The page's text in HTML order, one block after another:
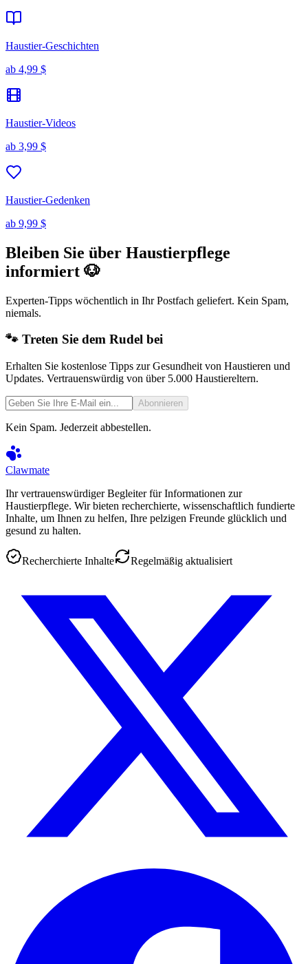
Haustier-Geschichten
ab 4,99 $
Haustier-Videos
ab 3,99 $
Haustier-Gedenken
ab 9,99 $
Bleiben Sie über Haustierpflege
informiert 🐶
Experten-Tipps wöchentlich in Ihr Postfach geliefert. Kein Spam,
niemals.
🐾 Treten Sie dem Rudel bei
Erhalten Sie kostenlose Tipps zur Gesundheit von Haustieren und
Updates. Vertrauenswürdig von über 5.000 Haustiereltern.
Abonnieren
Kein Spam. Jederzeit abbestellen.
Clawmate
Ihr vertrauenswürdiger Begleiter für Informationen zur
Haustierpflege. Wir bieten recherchierte, wissenschaftlich fundierte
Inhalte, um Ihnen zu helfen, Ihre pelzigen Freunde glücklich und
gesund zu halten.
Recherchierte Inhalte Regelmäßig aktualisiert